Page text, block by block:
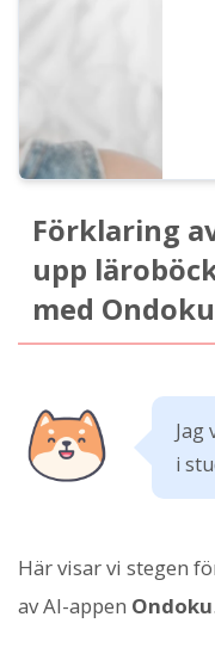
Förklaring
upp
med Ondoku
Jag
i
Här visar vi stegen
av AI-appen Ondoku.